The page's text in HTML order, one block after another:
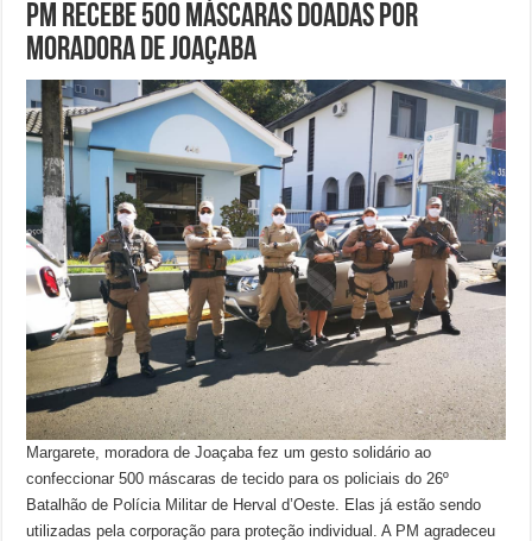
PM recebe 500 máscaras doadas por
moradora de Joaçaba
Margarete, moradora de Joaçaba fez um gesto solidário ao
confeccionar 500 máscaras de tecido para os policiais do 26º
Batalhão de Polícia Militar de Herval d’Oeste. Elas já estão sendo
utilizadas pela corporação para proteção individual. A PM agradeceu